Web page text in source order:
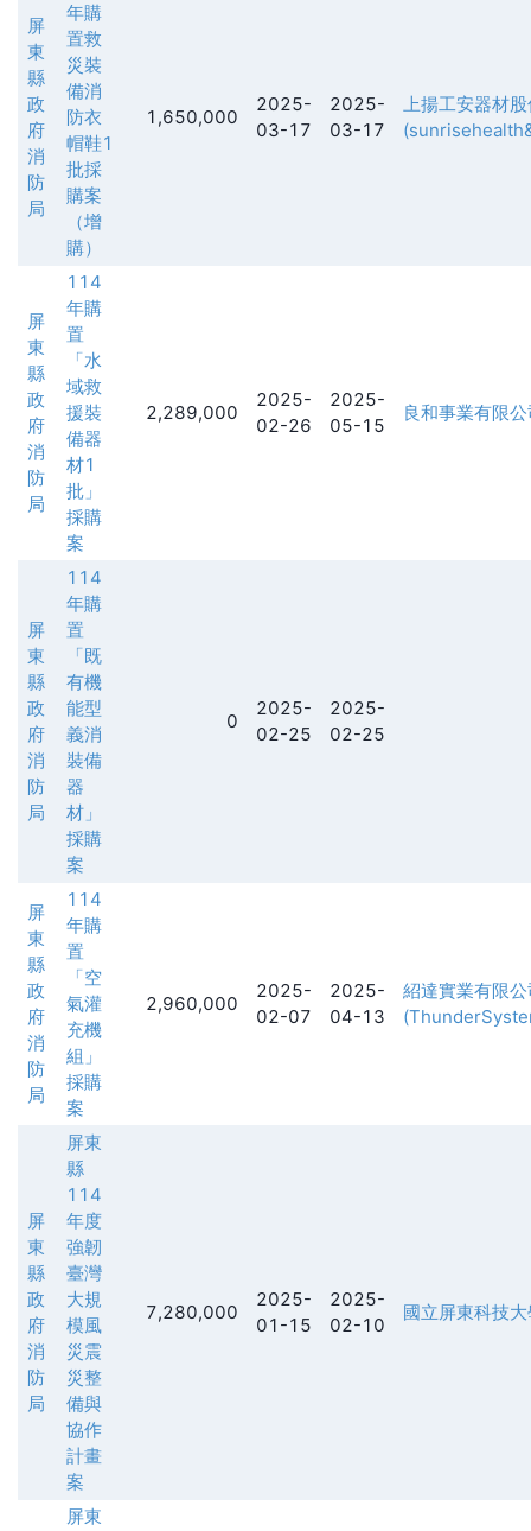
屏
東
縣
政
府
消
防
局
年購
置救
災裝
備消
防衣
帽鞋1
批採
購案
（增
購）
1,650,000
2025-
03-17
2025-
03-17
上揚工安器材
屏
東
縣
政
府
消
防
局
114
年購
置
「水
域救
援裝
備器
材1
批」
採購
案
2,289,000
2025-
02-26
2025-
05-15
良和事業有限公
屏
東
縣
政
府
消
防
局
114
年購
置
「既
有機
能型
義消
裝備
器
材」
採購
案
0
2025-
02-25
2025-
02-25
屏
東
縣
政
府
消
防
局
114
年購
置
「空
氣灌
充機
組」
採購
案
2,960,000
2025-
02-07
2025-
04-13
紹達實業有限公
屏
東
縣
政
府
消
防
局
屏東
縣
114
年度
強韌
臺灣
大規
模風
災震
災整
備與
協作
計畫
案
7,280,000
2025-
01-15
2025-
02-10
國立屏東科技大
屏東